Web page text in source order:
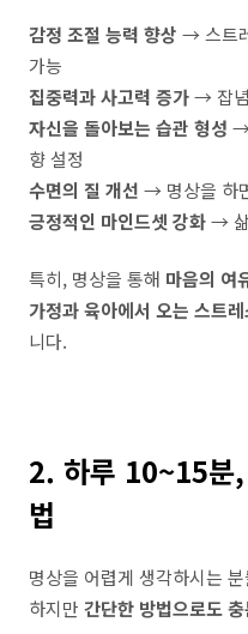
감정 조절 능력 향상 → 스트
가능
집중력과 사고력 증가→ 잡
자신을 돌아보는 습관 형성 →
향 설정
수면의 질 개선 → 명상을 하
긍정적인 마인드셋 강화→ 삶
특히, 명상을 통해 마음의 여
가정과 육아에서 오는 스트
니다.
2. 하루 10~15분
법
명상을 어렵게 생각하시는
하지만 간단한 방법으로도